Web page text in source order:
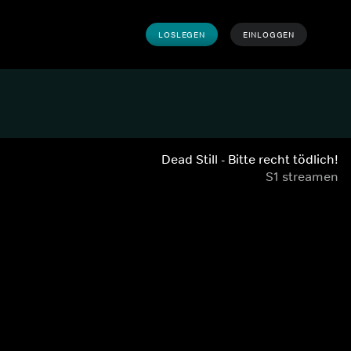
LOSLEGEN EINLOGGEN
Dead Still - Bitte recht tödlich!
S1 streamen